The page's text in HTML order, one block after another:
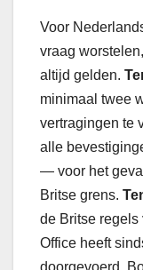
Voor
vraag
altijd gelden.
minimaal twee
vertragingen te
alle
— voor het
Britse grens.
de Britse regels
Office heeft